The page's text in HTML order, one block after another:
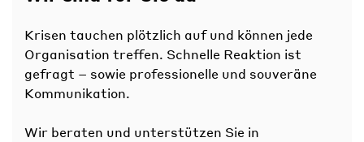
Krisen tauchen plötzlich auf und können jede
Organisation treffen. Schnelle Reaktion ist
gefragt – sowie professionelle und souveräne
Kommunikation.
Wir beraten und unterstützen Sie in